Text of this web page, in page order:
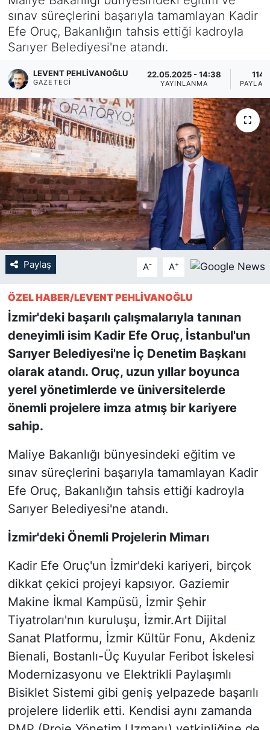
sınav süreçlerini başarıyla tamamlayan Kadir
Efe Oruç, Bakanlığın tahsis ettiği kadroyla
Sarıyer Belediyesi'ne atandı.
LEVENT PEHLIVANOĞLU
GAZETECI
22.05.2025 - 14:38
YAYINLANMA
114
Paylaş A- A+
ÖZEL HABER/LEVENT PEHLİVANOĞLU
İzmir'deki başarılı çalışmalarıyla tanınan
deneyimli isim Kadir Efe Oruç, İstanbul'un
Sarıyer Belediyesi'ne İç Denetim Başkanı
olarak atandı. Oruç, uzun yıllar boyunca
yerel yönetimlerde ve üniversitelerde
önemli projelere imza atmış bir kariyere
sahip.
Maliye Bakanlığı bünyesindeki eğitim ve
sınav süreçlerini başarıyla tamamlayan Kadir
Efe Oruç, Bakanlığın tahsis ettiği kadroyla
Sarıyer Belediyesi'ne atandı.
İzmir'deki Önemli Projelerin Mimarı
Kadir Efe Oruç'un İzmir'deki kariyeri, birçok
dikkat çekici projeyi kapsıyor. Gaziemir
Makine İkmal Kampüsü, İzmir Şehir
Tiyatroları'nın kuruluşu, İzmir.Art Dijital
Sanat Platformu, İzmir Kültür Fonu, Akdeniz
Bienali, Bostanlı-Üç Kuyular Feribot İskelesi
Modernizasyonu ve Elektrikli Paylaşımlı
Bisiklet Sistemi gibi geniş yelpazede başarılı
projelere liderlik etti. Kendisi aynı zamanda
KÖŞE YAZILARI
KÖŞE YAZILARI (Arşiv)
KÜLTÜR SANAT
MAGAZİN
RÖPORTAJ
SAĞLIK
SARIYER HABERLERİ
SARIYER İMAR BARIŞI
SEKTÖR
SİYASET
SON DAKİKA HABERİ
SPOR
TEKNOLOJİ
TÜRKİYE VE DÜNYA GÜNDEMİ
VİDEO GALERİ
YAŞAM